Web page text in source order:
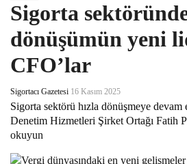
Sigorta
dönüşümün yeni
CFO’lar
Sigortacı Gazetesi 16 Kasım 2025
Sigorta sektörü hızla dönüşmeye
Denetim Hizmetleri Şirket Ortağı Fatih
okuyun